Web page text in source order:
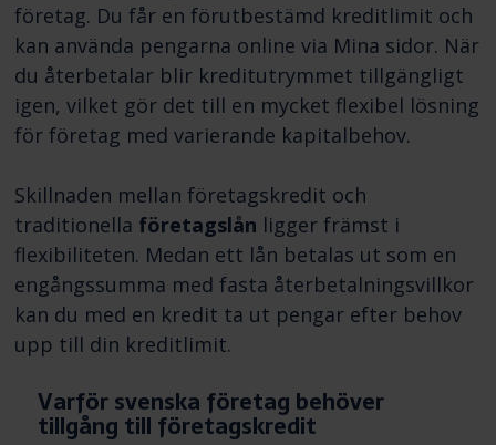
företag. Du får en förutbestämd kreditlimit och
kan använda pengarna online via Mina sidor. När
du återbetalar blir kreditutrymmet tillgängligt
igen, vilket gör det till en mycket flexibel lösning
för företag med varierande kapitalbehov.
Skillnaden mellan företagskredit och
traditionella företagslån ligger främst i
flexibiliteten. Medan ett lån betalas ut som en
engångssumma med fasta återbetalningsvillkor
kan du med en kredit ta ut pengar efter behov
upp till din kreditlimit.
Varför svenska företag behöver
tillgång till företagskredit